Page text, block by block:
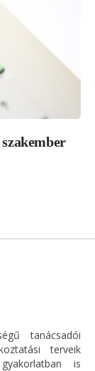
tanácsadói
terveik
is